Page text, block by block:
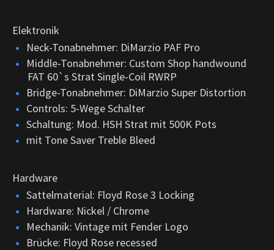
Elektronik
Neck-Tonabnehmer: DiMarzio PAF Pro
Middle-Tonabnehmer: Custom Shop handwound
FAT 60`s Strat Single-Coil RWRP
Bridge-Tonabnehmer: DiMarzio Super Distortion
Controls: 5-Wege Schalter
Schaltung: Mod. HSH Strat mit 500K Pots
mit Tone Saver Treble Bleed
Hardware
Sattelmaterial: Floyd Rose 3 Locking
Hardware: Nickel / Chrome
Mechanik: Vintage mit Fender Logo
Brücke: Floyd Rose recessed